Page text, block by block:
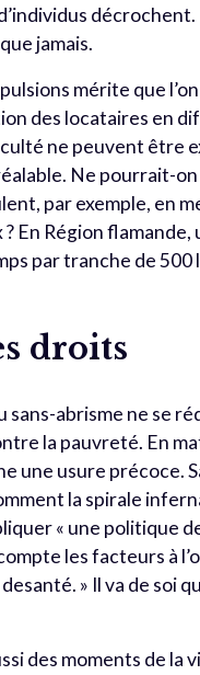
jamais.
mérite que
des locataires en
ne peuvent être
Ne pourrait-
par exemple, en
En Région
par tranche de
droits
sans-abrisme ne se
la pauvreté. En
une usure précoce.
la spirale
« une politique
les facteurs à
» Il va de soi
des moments de